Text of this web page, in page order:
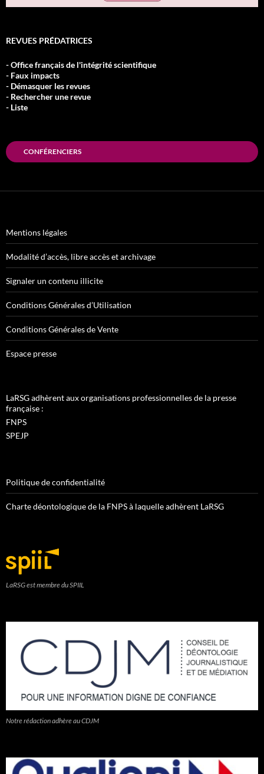
REVUES PRÉDATRICES
- Office français de l'intégrité scientifique
- Faux impacts
- Démasquer les revues
- Rechercher une revue
- Liste
CONFÉRENCIERS
Mentions légales
Modalité d’accès, libre accès et archivage
Signaler un contenu illicite
Conditions Générales d’Utilisation
Conditions Générales de Vente
Espace presse
LaRSG adhèrent aux organisations professionnelles de la presse
française :
FNPS
SPEJP
Politique de confidentialité
Charte déontologique de la FNPS à laquelle adhèrent LaRSG
LaRSG est membre du SPIIL
Notre rédaction adhère au CDJM